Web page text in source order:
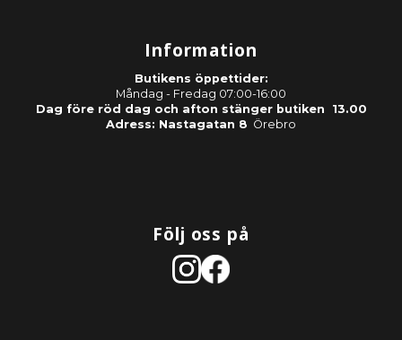
Information
Butikens öppettider:
Måndag - Fredag 07:00-16:00
Dag före röd dag och afton stänger butiken 13.00
Adress: Nastagatan 8 Örebro
Följ oss på